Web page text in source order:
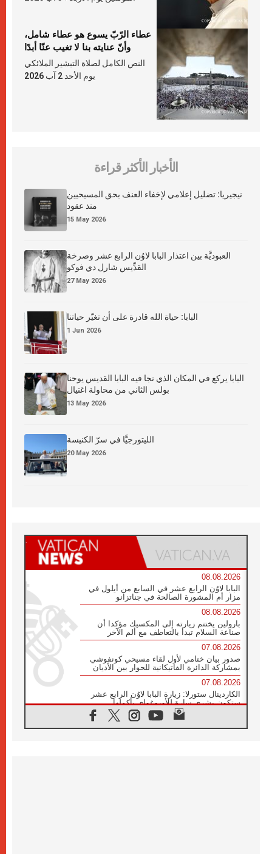
عطاء الرّبّ يسوع هو عطاء شامل،
وأنّ عنايته بنا لا تغيب عنّا أبدًا
النص الكامل لصلاة التبشير الملائكي
يوم الأحد 2 آب 2026
الأخبار الأكثر قراءة
نيجيريا: تضليل إعلامي لإخفاء العنف بحق المسيحيين
منذ عقود
15 May 2026
العبوديَّة بين اعتذار البابا لاوُن الرابع عشر وصرخة
القدِّيس شارل دي فوكو
27 May 2026
البابا: حياة الله قادرة على أن تغيّر حياتنا
1 Jun 2026
البابا يركع في المكان الذي نجا فيه البابا القديس يوحنا
بولس الثاني من محاولة اغتيال
13 May 2026
الليتورجيَّا في سرّ الكنيسة
20 May 2026
08.08.2026
البابا لاوُن الرابع عشر في السابع من أيلول في
مزار أم المشورة الصالحة في جناتزانو
08.08.2026
بارولين يختتم زيارته إلى المكسيك مؤكدا أن
صناعة السلام تبدأ بالتعاطف مع ألم الآخر
07.08.2026
صدور بيان ختامي لأول لقاء مسيحي كونفوشي
بمشاركة الدائرة الفاتيكانية للحوار بين الأديان
07.08.2026
الكاردينال ستورلا: زيارة البابا لاوُن الرابع عشر
ستكون بشرى سارة للأوروغواي بأكملها
الفاتيكان يعلن برنامج الزيارة الرسولية للبابا لاوُن